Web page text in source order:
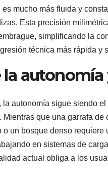
mucho más fluida y
Esta precisión
simplificando la
técnica más rápida y
la
la autonomía sigue siendo
Mientras que una garrafa
o un bosque denso
en sistemas de
actual obliga a los